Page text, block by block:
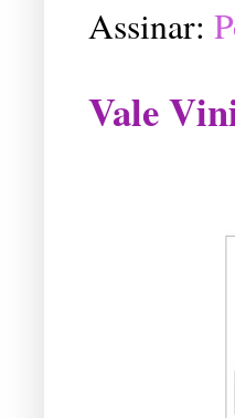
Assinar:
Vale